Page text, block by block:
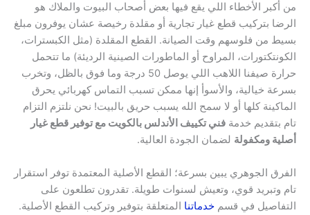
من أكبر الأخطاء اللي يقع فيها بعض أصحاب البيوت والملاك هو
الرضا بتركيب قطع غيار تجارية أو مقلدة رخيصة عشان يوفرون مبلغ
بسيط من فلوسهم وقت الصيانة. القطع المقلدة (مثل الكبسترات،
الكونتكتورات، المراوح أو الماطورات الصينية الرديئة) ما تتحمل
حرارة صيفنا اللاهب اللي يوصل 50 درجة وما فوق بالظل، وتخرب
بسرعة خيالية، والأسوأ إنها ممكن تسبب التماس كهربائي يحرق
الماكينة كلها أو لا سمح الله يسبب حريق بالبيت! نحن نلتزم التزام
تام بتقديم خدمة فني تكييف الأندلس بالكويت مع توفير قطع غيار
أصلية ومكفولة لضمان الجودة العالية.
الفرق الجوهري يبين بسرعة؛ القطع الأصلية المعتمدة توفر استقرار
تام وتبريد قوي، وتعيش لسنوات طويلة. تقدرون تطلعون على
التفاصيل في قسم خدماتنا المتعلقة بتوفير وتركيب القطع الأصلية.